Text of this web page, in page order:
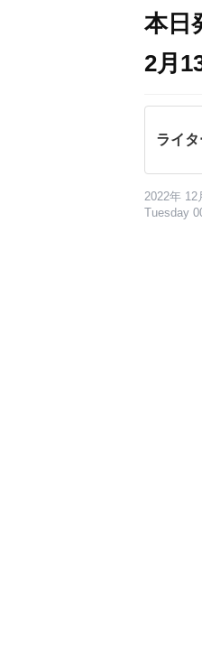
本日
2月
ライ
2022年 12
Tuesday